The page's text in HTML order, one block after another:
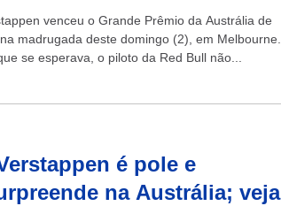
venceu o Grande Prêmio da Austrália de
madrugada deste domingo (2), em Melbourne.
se esperava, o piloto da Red Bull não...
é pole e
na Austrália; veja